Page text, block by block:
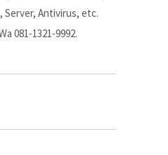
Server, Antivirus, etc.
081-1321-9992.